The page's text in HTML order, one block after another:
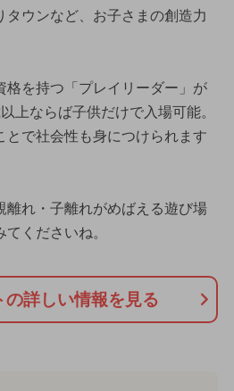
タウンなど、お子さまの創造力
格を持つ「プレイリーダー」が
上ならば子供だけで入場可能。
とで社会性も身につけられます
離れ・子離れがめばえる遊び場
くださいね。
の詳しい情報を見る